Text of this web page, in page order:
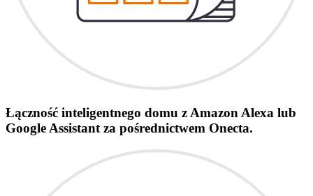
Łączność inteligentnego domu z Amazon Alexa lub
Google Assistant za pośrednictwem Onecta.